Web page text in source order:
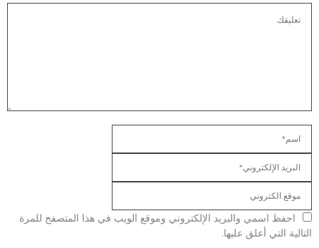
احفظ اسمي والبريد الإلكتروني وموقع الويب في هذا المتصفح للمرة
التالية التي أعلق عليها.